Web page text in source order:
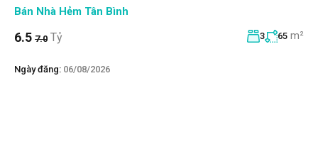
Bán Nhà Hẻm Tân Bình
6.5 7.0 Tỷ 3 65 m²
Ngày đăng: 06/08/2026